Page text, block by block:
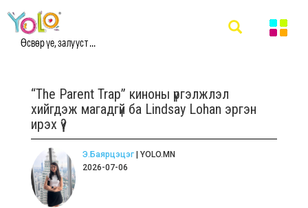
Өсвөр үе, залууст ...
“The Parent Trap” киноны үргэлжлэл
хийгдэж магадгүй ба Lindsay Lohan эргэн
ирэх үү?
Э.Баярцэцэг| YOLO.MN
2026-07-06